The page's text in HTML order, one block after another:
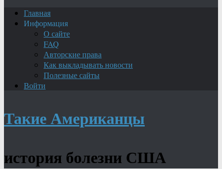
Главная
Информация
О сайте
FAQ
Авторские права
Как выкладывать новости
Полезные сайты
Войти
Такие Американцы
история болезни США